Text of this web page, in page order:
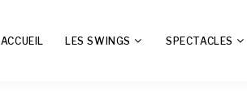
ACCUEIL LES SWINGS SPECTACLES